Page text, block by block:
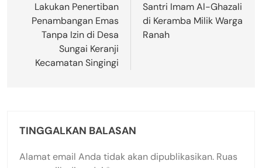
Lakukan Penertiban
Penambangan Emas
Tanpa Izin di Desa
Sungai Keranji
Kecamatan Singingi
Santri Imam Al-Ghazali
di Keramba Milik Warga
Ranah
TINGGALKAN BALASAN
Alamat email Anda tidak akan dipublikasikan. Ruas